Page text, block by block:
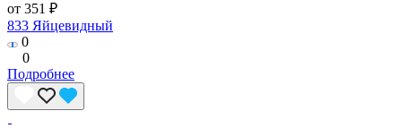
от 351 ₽
833 Яйцевидный
0
0
Подробнее